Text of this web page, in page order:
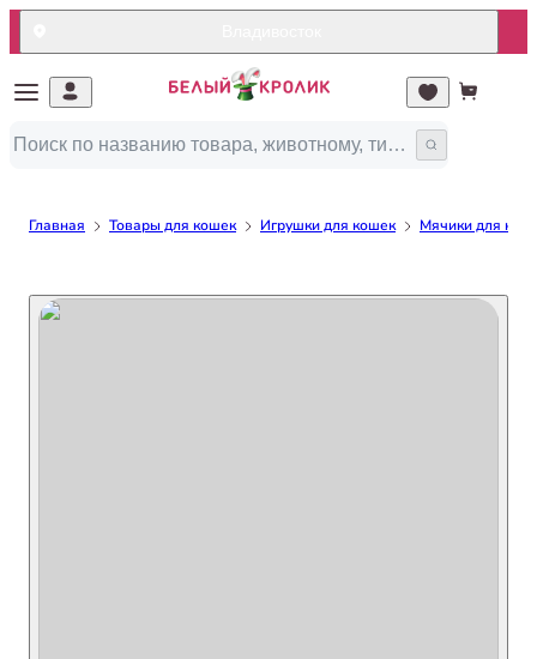
Главная Товары для кошек Игрушки для кошек Мячики для